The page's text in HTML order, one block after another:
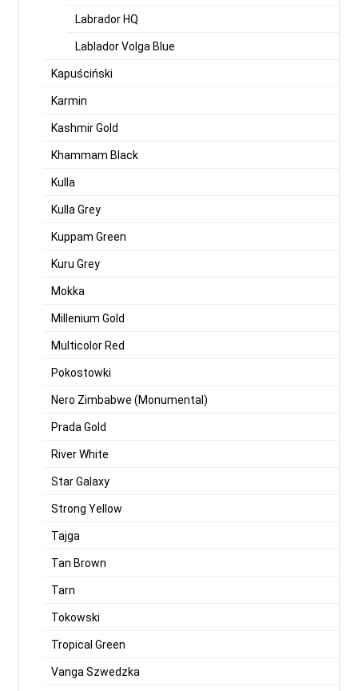
Labrador HQ
Lablador Volga Blue
Kapuściński
Karmin
Kashmir Gold
Khammam Black
Kulla
Kulla Grey
Kuppam Green
Kuru Grey
Mokka
Millenium Gold
Multicolor Red
Pokostowki
Nero Zimbabwe (Monumental)
Prada Gold
River White
Star Galaxy
Strong Yellow
Tajga
Tan Brown
Tarn
Tokowski
Tropical Green
Vanga Szwedzka